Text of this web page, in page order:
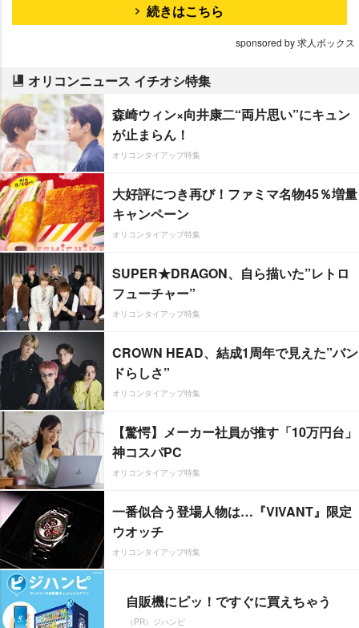
続きはこちら
sponsored by 求人ボックス
オリコンニュース イチオシ特集
森崎ウィン×向井康二“両片思い”にキュン
が止まらん！
オリコンタイアップ特集
大好評につき再び！ファミマ名物45％増量
キャンペーン
オリコンタイアップ特集
SUPER★DRAGON、自ら描いた”レトロ
フューチャー”
オリコンタイアップ特集
CROWN HEAD、結成1周年で見えた”バン
ドらしさ”
オリコンタイアップ特集
【驚愕】メーカー社員が推す「10万円台」
神コスパPC
オリコンタイアップ特集
一番似合う登場人物は…『VIVANT』限定
ウオッチ
オリコンタイアップ特集
自販機にピッ！ですぐに買えちゃう
（PR）ジハンピ